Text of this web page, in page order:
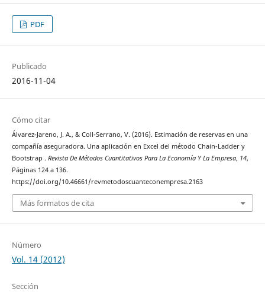
PDF
Publicado
2016-11-04
Cómo citar
Álvarez-Jareno, J. A., & Coll-Serrano, V. (2016). Estimación de reservas en una
compañía aseguradora. Una aplicación en Excel del método Chain-Ladder y
Bootstrap . Revista De Métodos Cuantitativos Para La Economía Y La Empresa, 14,
Páginas 124 a 136.
https://doi.org/10.46661/revmetodoscuanteconempresa.2163
Más formatos de cita
Número
Vol. 14 (2012)
Sección